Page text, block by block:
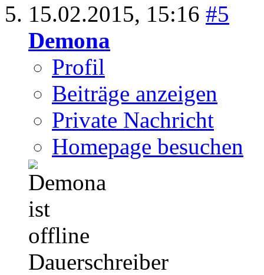
15.02.2015, 15:16 #5
Demona
Profil
Beiträge anzeigen
Private Nachricht
Homepage besuchen
Dauerschreiber